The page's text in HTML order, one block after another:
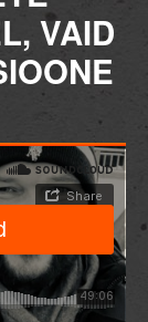
VAID